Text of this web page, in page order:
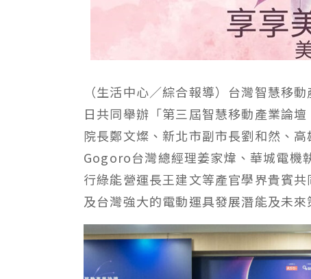
（生活中心／綜合報導）台灣智慧移
日共同舉辦「第三屆智慧移動產業論
院長鄭文燦、新北市副市長劉和然、
Gogoro台灣總經理姜家煒、華城電機
行綠能營運長王建文等產官學界貴賓
及台灣強大的電動運具發展潛能及未來